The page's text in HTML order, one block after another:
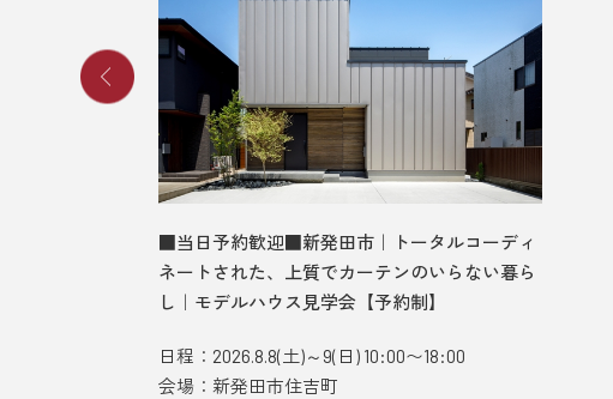
■当日予約歓迎■新発田市｜トータルコーディ
ネートされた、上質でカーテンのいらない暮ら
し｜モデルハウス見学会【予約制】
日程：2026.8.8(土)～9(日) 10:00〜18:00
会場：新発田市住吉町